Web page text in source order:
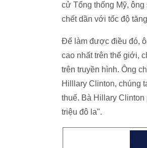
cử Tổng thống Mỹ,
chết dần với tốc độ
Để làm được điều đó,
cao nhất trên thế giới,
trên truyền hình. Ông
Hilllary Clinton, chúng
thuế. Bà Hillary
triệu đô la".